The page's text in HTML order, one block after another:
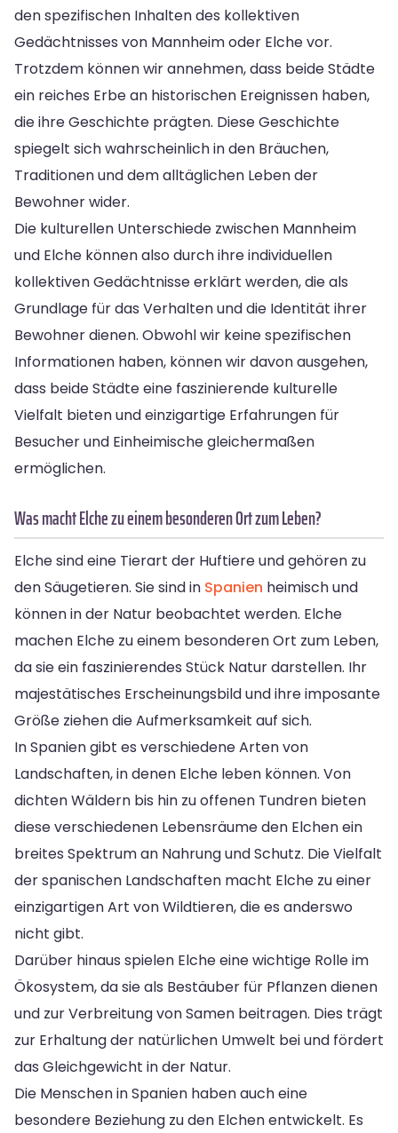
den spezifischen Inhalten des kollektiven
Gedächtnisses von Mannheim oder Elche vor.
Trotzdem können wir annehmen, dass beide Städte
ein reiches Erbe an historischen Ereignissen haben,
die ihre Geschichte prägten. Diese Geschichte
spiegelt sich wahrscheinlich in den Bräuchen,
Traditionen und dem alltäglichen Leben der
Bewohner wider.
Die kulturellen Unterschiede zwischen Mannheim
und Elche können also durch ihre individuellen
kollektiven Gedächtnisse erklärt werden, die als
Grundlage für das Verhalten und die Identität ihrer
Bewohner dienen. Obwohl wir keine spezifischen
Informationen haben, können wir davon ausgehen,
dass beide Städte eine faszinierende kulturelle
Vielfalt bieten und einzigartige Erfahrungen für
Besucher und Einheimische gleichermaßen
ermöglichen.
Was macht Elche zu einem besonderen Ort zum Leben?
Elche sind eine Tierart der Huftiere und gehören zu
den Säugetieren. Sie sind in Spanien heimisch und
können in der Natur beobachtet werden. Elche
machen Elche zu einem besonderen Ort zum Leben,
da sie ein faszinierendes Stück Natur darstellen. Ihr
majestätisches Erscheinungsbild und ihre imposante
Größe ziehen die Aufmerksamkeit auf sich.
In Spanien gibt es verschiedene Arten von
Landschaften, in denen Elche leben können. Von
dichten Wäldern bis hin zu offenen Tundren bieten
diese verschiedenen Lebensräume den Elchen ein
breites Spektrum an Nahrung und Schutz. Die Vielfalt
der spanischen Landschaften macht Elche zu einer
einzigartigen Art von Wildtieren, die es anderswo
nicht gibt.
Darüber hinaus spielen Elche eine wichtige Rolle im
Ökosystem, da sie als Bestäuber für Pflanzen dienen
und zur Verbreitung von Samen beitragen. Dies trägt
zur Erhaltung der natürlichen Umwelt bei und fördert
das Gleichgewicht in der Natur.
Die Menschen in Spanien haben auch eine
besondere Beziehung zu den Elchen entwickelt. Es